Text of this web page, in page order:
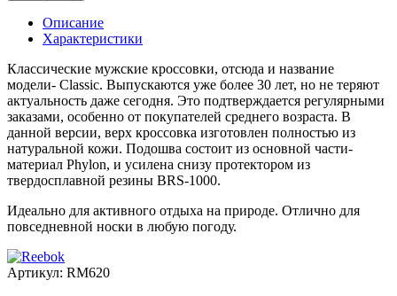
Описание
Характеристики
Классические мужские кроссовки, отсюда и название
модели- Classic. Выпускаются уже более 30 лет, но не теряют
актуальность даже сегодня. Это подтверждается регулярными
заказами, особенно от покупателей среднего возраста. В
данной версии, верх кроссовка изготовлен полностью из
натуральной кожи. Подошва состоит из основной части-
материал Phylon, и усилена снизу протектором из
твердосплавной резины BRS-1000.
Идеально для активного отдыха на природе. Отлично для
повседневной носки в любую погоду.
Артикул: RM620